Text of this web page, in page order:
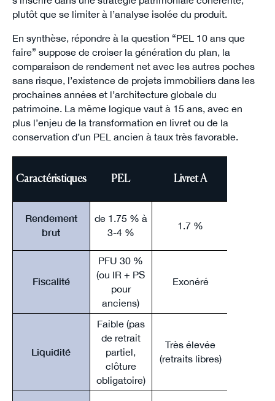
plutôt que se limiter à l’analyse isolée du produit.
En synthèse, répondre à la question “PEL 10 ans que
faire” suppose de croiser la génération du plan, la
comparaison de rendement net avec les autres poches
sans risque, l’existence de projets immobiliers dans les
prochaines années et l’architecture globale du
patrimoine. La même logique vaut à 15 ans, avec en
plus l’enjeu de la transformation en livret ou de la
conservation d’un PEL ancien à taux très favorable.
Caractéristiques PEL Livret A
Rendement
brut
de 1.75 % à
3-4 %
1.7 %
Fiscalité
PFU 30 %
(ou IR + PS
pour
anciens)
Exonéré
Liquidité
Faible (pas
de retrait
partiel,
clôture
obligatoire)
Très élevée
(retraits libres)